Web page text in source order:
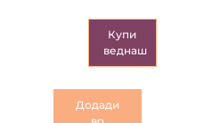
Купи
веднаш
Додади